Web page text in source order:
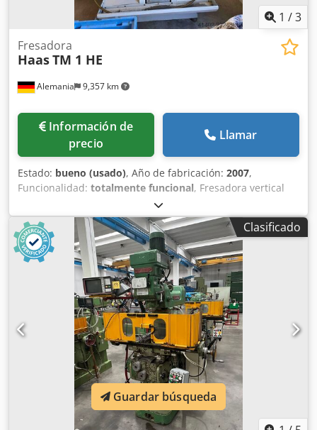
1 /3
Alemania 9,357 km
Fresadora
HaasTM 1 HE
Información de
precio
Llamar
Estado: bueno (usado), Año de fabricación: 2007,
Funcionalidad: totalmente funcional, Fresadora vertical
Haas TM 1 HE, año de fabricación 2007, control Haas CNC,
recorrido X/Y/Z de 762/305/534 mm, Crjdpfx Ajzh Unpsi Aef
tamaño de la mesa de 1213 x 267 mm, velocidad de giro
del husillo hasta 4.000 rpm, portaherramientas BT 40.
Clasificado
Guardar búsqueda